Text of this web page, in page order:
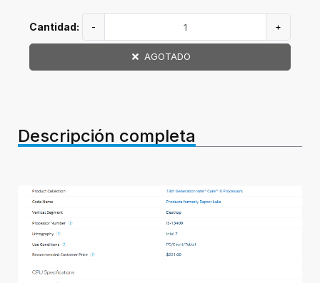
Cantidad: - +
AGOTADO
Descripción completa